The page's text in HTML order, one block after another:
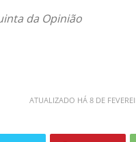
da Opinião
ATUALIZADO HÁ 8 DE